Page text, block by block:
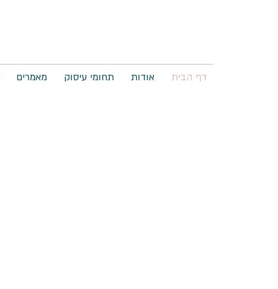
דף הבית אודות תחומי עיסוק מאמרים